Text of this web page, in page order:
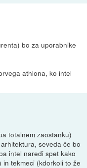
bo za uporabnike
athlona, ko intel
totalnem zaostanku)
seveda če bo
intel naredi spet kako
tekmeci (kdorkoli to že